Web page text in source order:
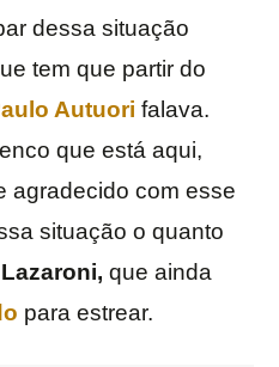
dessa situação
tem que partir do
Autuori falava.
que está aqui,
agradecido com esse
situação o quanto
que ainda
para estrear.